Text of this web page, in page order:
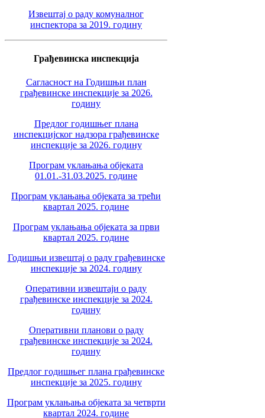
Извештај о раду комуналног
инспектора за 2019. годину
Грађевинска инспекција
Сагласност на Годишњи план
грађевинске инспекције за 2026.
годину
Предлог годишњег плана
инспекцијског надзора грађевинске
инспекције за 2026. годину
Програм уклањања објеката
01.01.-31.03.2025. године
Програм уклањања објеката за трећи
квартал 2025. године
Програм уклањања објеката за први
квартал 2025. године
Годишњи извештај о раду грађевинске
инспекције за 2024. годину
Оперативни извештаји о раду
грађевинске инспекције за 2024.
годину
Оперативни планови о раду
грађевинске инспекције за 2024.
годину
Предлог годишњег плана грађевинске
инспекције за 2025. годину
Програм уклањања објеката за четврти
квартал 2024. године